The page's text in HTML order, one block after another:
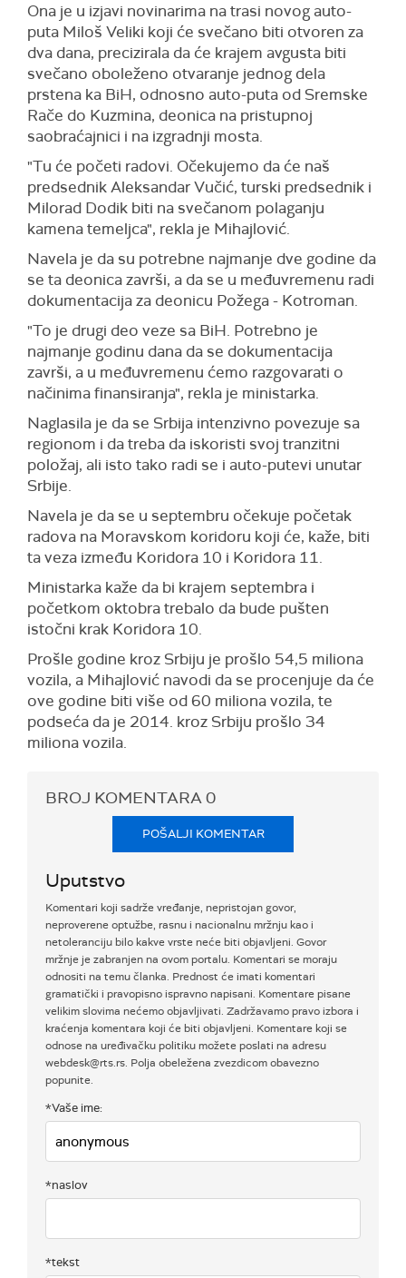
Ona je u izjavi novinarima na trasi novog auto-
puta Miloš Veliki koji će svečano biti otvoren za
dva dana, precizirala da će krajem avgusta biti
svečano oboleženo otvaranje jednog dela
prstena ka BiH, odnosno auto-puta od Sremske
Rače do Kuzmina, deonica na pristupnoj
saobraćajnici i na izgradnji mosta.
"Tu će početi radovi. Očekujemo da će naš
predsednik Aleksandar Vučić, turski predsednik i
Milorad Dodik biti na svečanom polaganju
kamena temeljca", rekla je Mihajlović.
Navela je da su potrebne najmanje dve godine da
se ta deonica završi, a da se u međuvremenu radi
dokumentacija za deonicu Požega - Kotroman.
"To je drugi deo veze sa BiH. Potrebno je
najmanje godinu dana da se dokumentacija
završi, a u međuvremenu ćemo razgovarati o
načinima finansiranja", rekla je ministarka.
Naglasila je da se Srbija intenzivno povezuje sa
regionom i da treba da iskoristi svoj tranzitni
položaj, ali isto tako radi se i auto-putevi unutar
Srbije.
Navela je da se u septembru očekuje početak
radova na Moravskom koridoru koji će, kaže, biti
ta veza između Koridora 10 i Koridora 11.
Ministarka kaže da bi krajem septembra i
početkom oktobra trebalo da bude pušten
istočni krak Koridora 10.
Prošle godine kroz Srbiju je prošlo 54,5 miliona
vozila, a Mihajlović navodi da se procenjuje da će
ove godine biti više od 60 miliona vozila, te
podseća da je 2014. kroz Srbiju prošlo 34
miliona vozila.
BROJ KOMENTARA0
POŠALJI KOMENTAR
Uputstvo
Komentari koji sadrže vređanje, nepristojan govor,
neproverene optužbe, rasnu i nacionalnu mržnju kao i
netoleranciju bilo kakve vrste neće biti objavljeni. Govor
mržnje je zabranjen na ovom portalu. Komentari se moraju
odnositi na temu članka. Prednost će imati komentari
gramatički i pravopisno ispravno napisani. Komentare pisane
velikim slovima nećemo objavljivati. Zadržavamo pravo izbora i
kraćenja komentara koji će biti objavljeni. Komentare koji se
odnose na uređivačku politiku možete poslati na adresu
webdesk@rts.rs. Polja obeležena zvezdicom obavezno
popunite.
*Vaše ime:
*naslov
*tekst